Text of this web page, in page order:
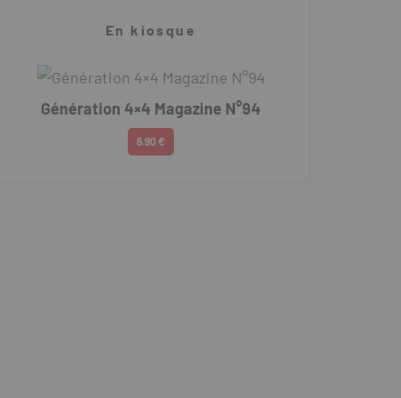
En kiosque
Génération 4×4 Magazine N°94
6.90 €